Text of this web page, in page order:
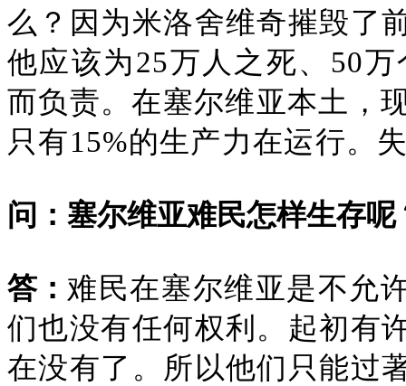
么？因为米洛舍维奇摧毁了
他应该为25万人之死、50
而负责。在塞尔维亚本土，
只有15%的生产力在运行。
问：塞尔维亚难民怎样生存呢
答： 难民在塞尔维亚是不允
们也没有任何权利。起初有
在没有了。所以他们只能过